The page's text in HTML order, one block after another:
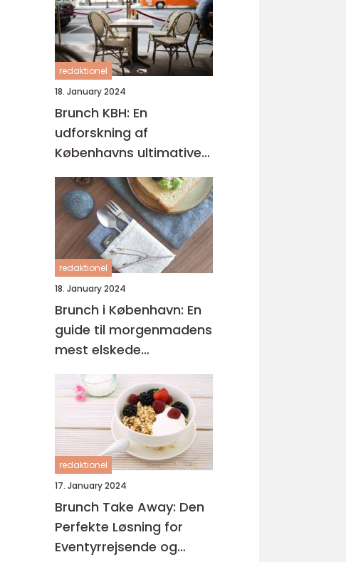
redaktionel
18. January 2024
Brunch KBH: En
udforskning af
Københavns ultimative
brunchoplevelser
redaktionel
18. January 2024
Brunch i København: En
guide til morgenmadens
mest elskede
kombination
redaktionel
17. January 2024
Brunch Take Away: Den
Perfekte Løsning for
Eventyrrejsende og